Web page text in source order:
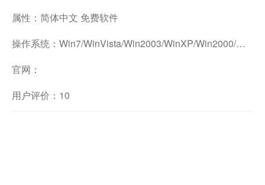
属性：简体中文 免费软件
操作系统：Win7/WinVista/Win2003/WinXP/Win2000/Win98/Win8兼容软件
官网：
用户评价：10